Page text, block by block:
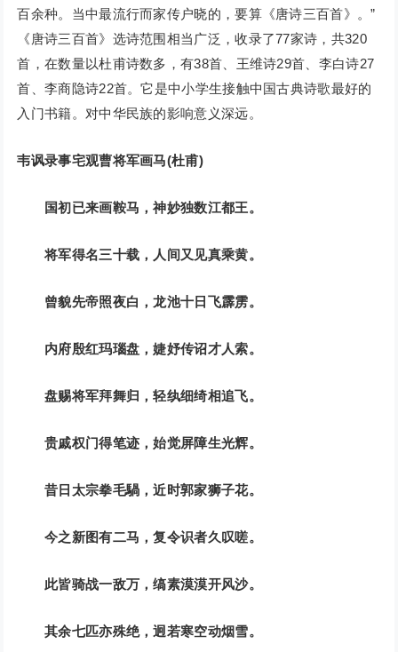
百余种。当中最流行而家传户晓的，要算《唐诗三百首》。”
《唐诗三百首》选诗范围相当广泛，收录了77家诗，共320
首，在数量以杜甫诗数多，有38首、王维诗29首、李白诗27
首、李商隐诗22首。它是中小学生接触中国古典诗歌最好的
入门书籍。对中华民族的影响意义深远。
韦讽录事宅观曹将军画马(杜甫)
国初已来画鞍马，神妙独数江都王。
将军得名三十载，人间又见真乘黄。
曾貌先帝照夜白，龙池十日飞霹雳。
内府殷红玛瑙盘，婕妤传诏才人索。
盘赐将军拜舞归，轻纨细绮相追飞。
贵戚权门得笔迹，始觉屏障生光辉。
昔日太宗拳毛騧，近时郭家狮子花。
今之新图有二马，复令识者久叹嗟。
此皆骑战一敌万，缟素漠漠开风沙。
其余七匹亦殊绝，迥若寒空动烟雪。